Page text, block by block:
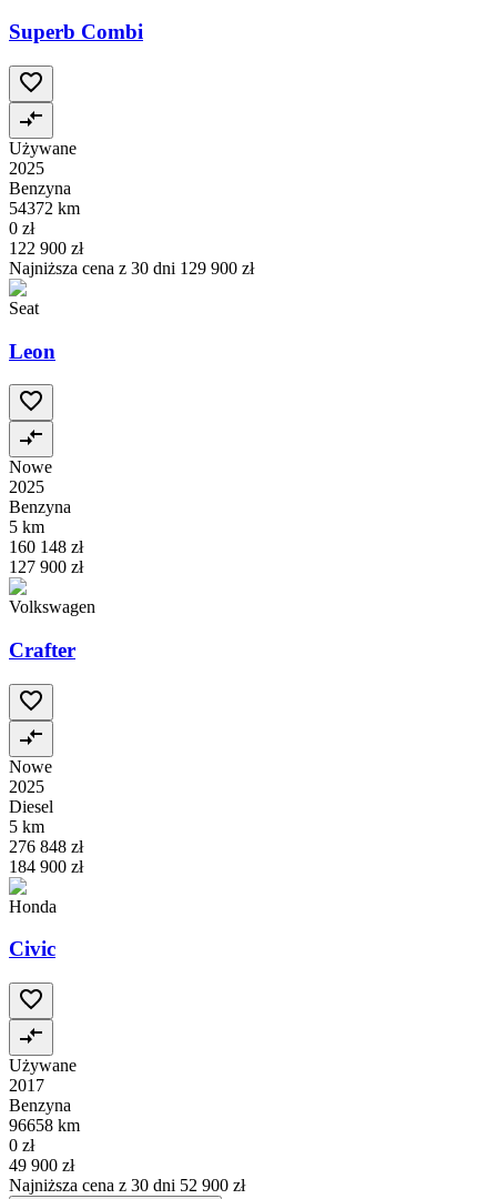
Superb Combi
Używane
2025
Benzyna
54372 km
0 zł
122 900 zł
Najniższa cena z 30 dni 129 900 zł
Seat
Leon
Nowe
2025
Benzyna
5 km
160 148 zł
127 900 zł
Volkswagen
Crafter
Nowe
2025
Diesel
5 km
276 848 zł
184 900 zł
Honda
Civic
Używane
2017
Benzyna
96658 km
0 zł
49 900 zł
Najniższa cena z 30 dni 52 900 zł